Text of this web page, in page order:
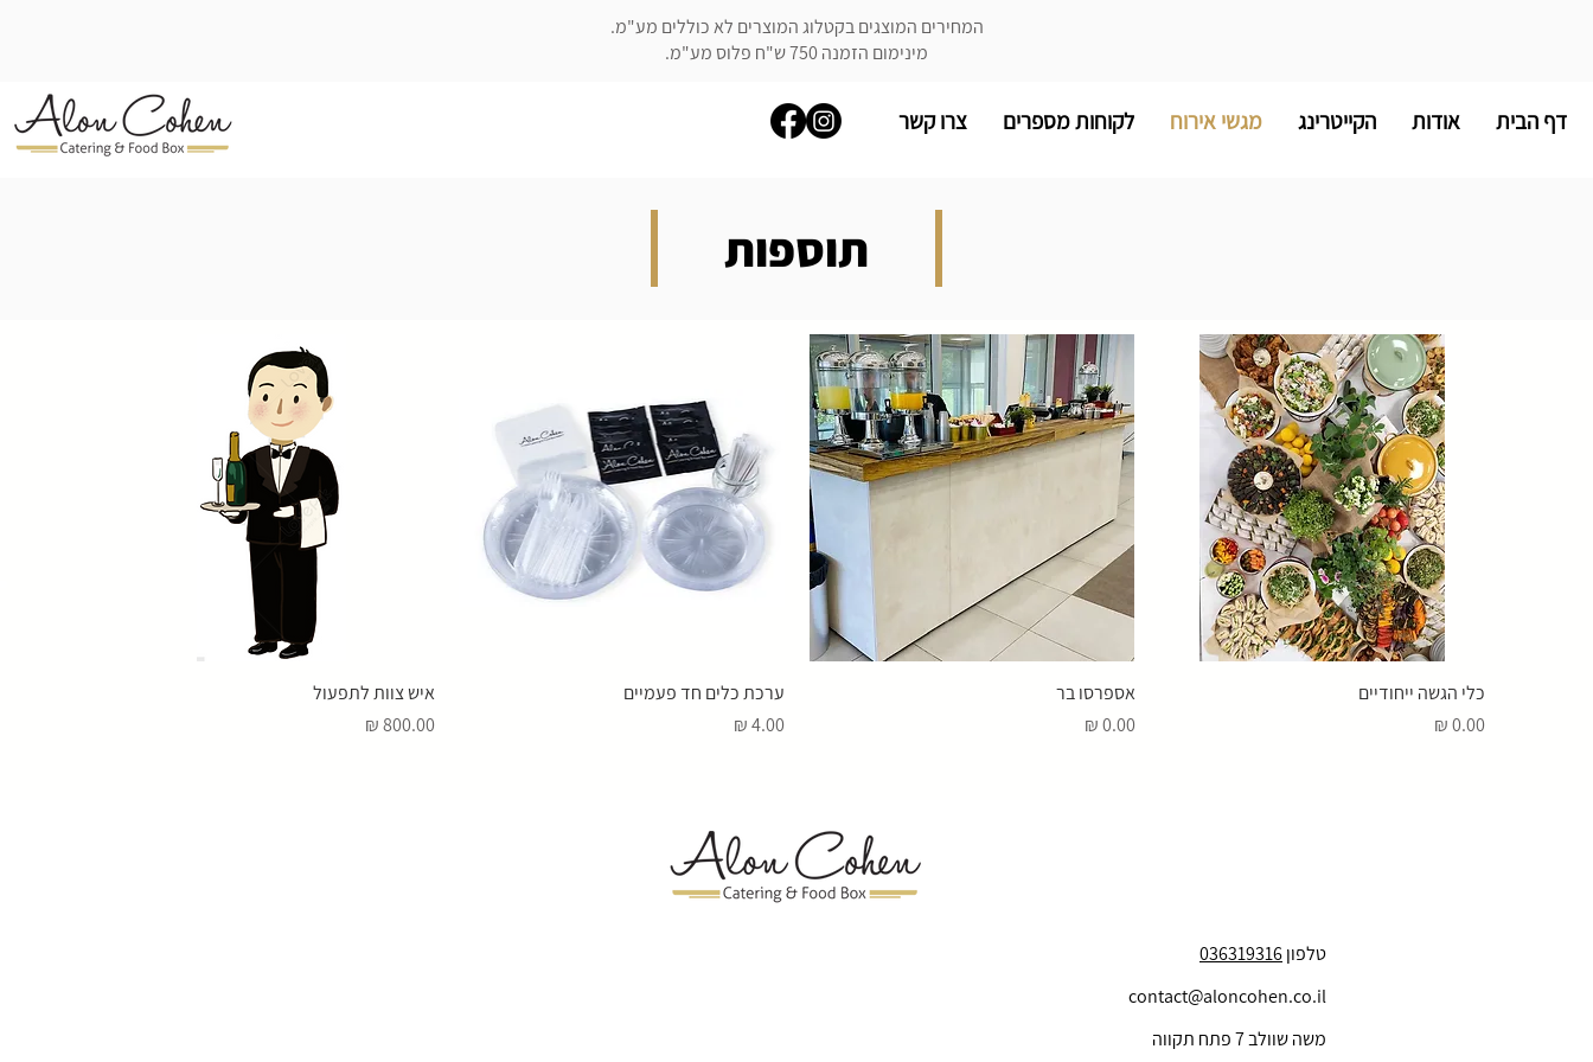
דף הבית אודות הקייטרינג מגשי אירוח לקוחות מספרים צרו קשר
המחירים המוצגים בקטלוג המוצרים לא כוללים מע"מ.
מינימום הזמנה 750 ש"ח פלוס מע"מ.
תוספות
כלי הגשה ייחודיים
מחיר
אספרסו בר
מחיר‏0.00 ‏₪
ערכת כלים חד פעמיים
מחיר
איש צוות לתפעול
מחיר‏800.00 ‏₪
טלפון036319316
contact@aloncohen.co.il
משה שוולב 7 פתח תקווה